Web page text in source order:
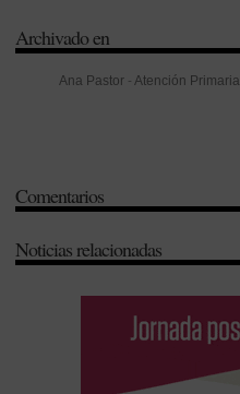
Archivado en
Ana Pastor - Atención Primaria
Producto Interior Bruto (PIB)
Comentarios
Noticias relacionadas